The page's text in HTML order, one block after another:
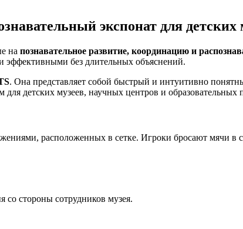
экспонат для детских
на познавательное развитие, координацию и
эффективными без длительных объяснений.
. Она представляет собой быстрый и интуитивно
детских музеев, научных центров и образовательных
расположенных в сетке. Игроки бросают мячи
со стороны сотрудников музея.